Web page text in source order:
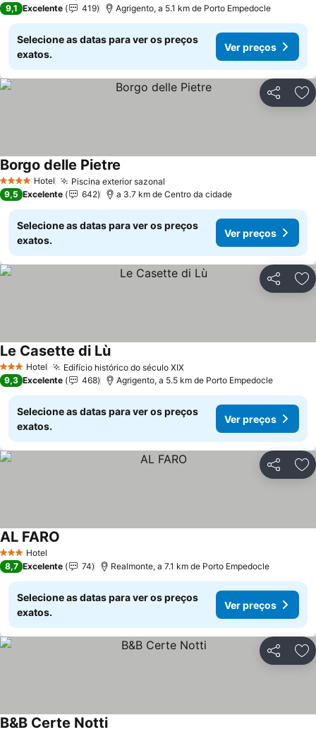
9,1 Excelente 419 Agrigento, a 5.1 km de Porto Empedocle
Selecione as datas para ver os preços
exatos.
Ver preços
Partilhar
4 EstrelasHotel Piscina exterior sazonal
Borgo delle Pietre
9,5 Excelente 642 a 3.7 km de Centro da cidade
Selecione as datas para ver os preços
exatos.
Ver preços
Partilhar
3 EstrelasHotel Edifício histórico do século XIX
Le Casette di Lù
9,3 Excelente 468 Agrigento, a 5.5 km de Porto Empedocle
Selecione as datas para ver os preços
exatos.
Ver preços
Partilhar
3 EstrelasHotel
AL FARO
8,7 Excelente 74 Realmonte, a 7.1 km de Porto Empedocle
Selecione as datas para ver os preços
exatos.
Ver preços
Partilhar
B&B Certe Notti